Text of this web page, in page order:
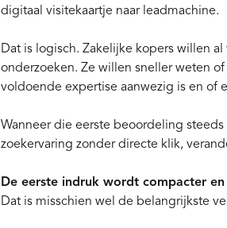
digitaal visitekaartje naar leadmachine.
Dat is logisch. Zakelijke kopers willen
onderzoeken. Ze willen sneller weten
voldoende expertise aanwezig is en of
Wanneer die eerste beoordeling
zoekervaring zonder directe klik,
De eerste indruk wordt compacter en
Dat is misschien wel de belangrijkste